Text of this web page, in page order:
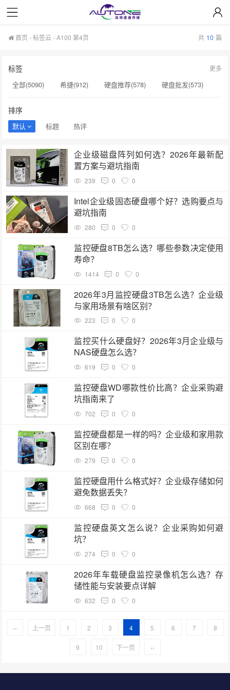
首页 -标签云- A100 第4页 共 10 篇
标签
全部(5090) 希捷(912) 硬盘推荐(578)
硬盘批发(573)
硬盘采购(474)
希捷硬盘(471)
希捷银河Exos(139)
显卡价格(139)
硬盘代理(138)
硬盘质保(137)
显卡A100(136) H100(136)
硬盘真伪鉴别(134)
硬盘转速(132)
更多
排序
默认 标题 热评
企业级磁盘阵列如何选？2026年最新配
置方案与避坑指南
239 0 0
Intel企业级固态硬盘哪个好？选购要点与
避坑指南
280 0 0
监控硬盘8TB怎么选？哪些参数决定使用
寿命？
1414 0 0
2026年3月监控硬盘3TB怎么选？企业级
与家用场景有啥区别？
223 0 0
监控买什么硬盘好？2026年3月企业级与
NAS硬盘怎么选？
619 0 0
监控硬盘WD哪款性价比高？企业采购避
坑指南来了
702 0 0
监控硬盘都是一样的吗？企业级和家用款
区别在哪？
279 0 0
监控硬盘用什么格式好？企业级存储如何
避免数据丢失？
668 0 0
监控硬盘英文怎么说？企业采购如何避
坑？
274 0 0
2026年车载硬盘监控录像机怎么选？存
储性能与安装要点详解
632 0 0
‹‹ 上一页 1 2 3 4 5 6 7 8
9 10 下一页 ››